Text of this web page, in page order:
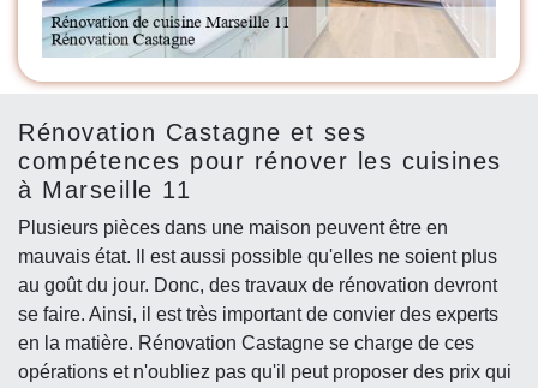
Rénovation Castagne et ses
compétences pour rénover les cuisines
à Marseille 11
Plusieurs pièces dans une maison peuvent être en
mauvais état. Il est aussi possible qu'elles ne soient plus
au goût du jour. Donc, des travaux de rénovation devront
se faire. Ainsi, il est très important de convier des experts
en la matière. Rénovation Castagne se charge de ces
opérations et n'oubliez pas qu'il peut proposer des prix qui